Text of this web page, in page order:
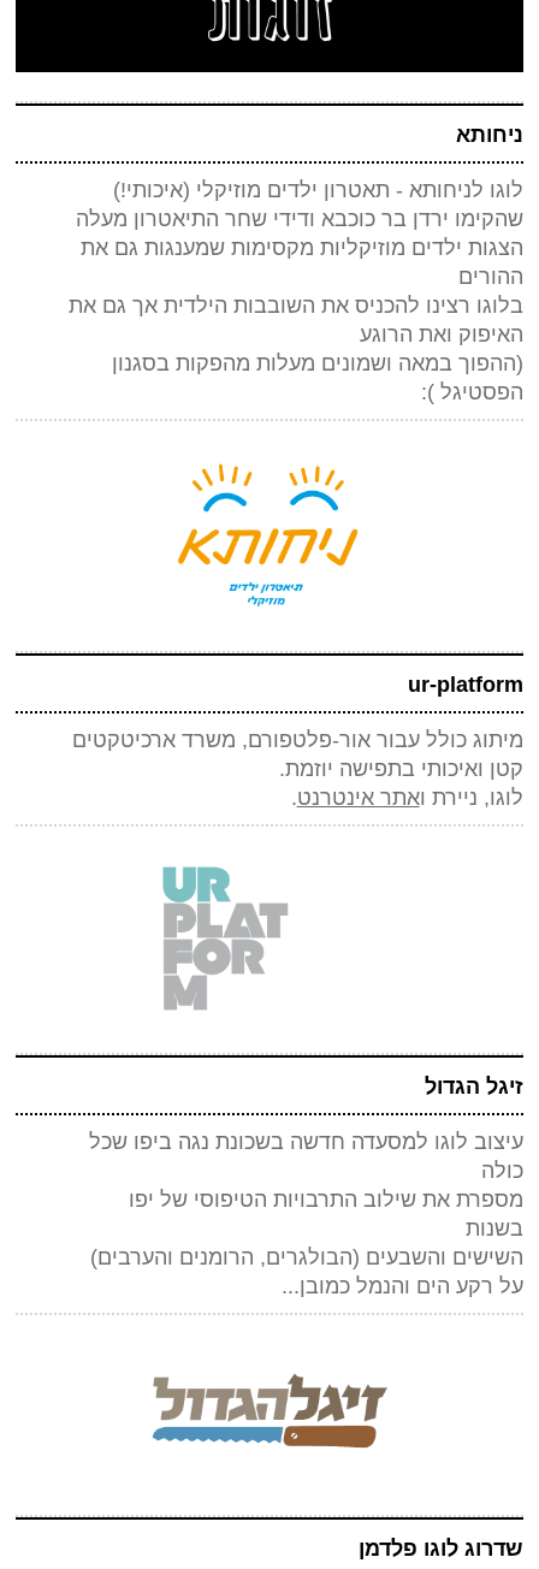
ניחותא
לוגו לניחותא - תאטרון ילדים מוזיקלי (איכותי!)
שהקימו ירדן בר כוכבא ודידי שחר התיאטרון מעלה
הצגות ילדים מוזיקליות מקסימות שמענגות גם את
ההורים
בלוגו רצינו להכניס את השובבות הילדית אך גם את
האיפוק ואת הרוגע
(ההפוך במאה ושמונים מעלות מהפקות בסגנון
הפסטיגל ):
ur-platform
מיתוג כולל עבור אור-פלטפורם, משרד ארכיטקטים
קטן ואיכותי בתפישה יוזמת.
לוגו, ניירת ואתר אינטרנט.
זיגל הגדול
עיצוב לוגו למסעדה חדשה בשכונת נגה ביפו שכל
כולה
מספרת את שילוב התרבויות הטיפוסי של יפו
בשנות
השישים והשבעים (הבולגרים, הרומנים והערבים)
על רקע הים והנמל כמובן...
שדרוג לוגו פלדמן